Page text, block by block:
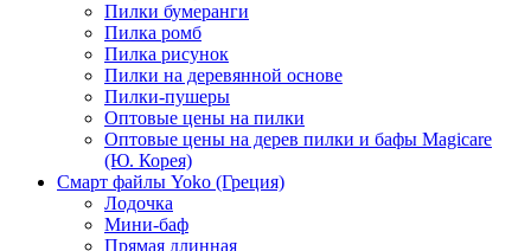
Пилки бумеранги
Пилка ромб
Пилка рисунок
Пилки на деревянной основе
Пилки-пушеры
Оптовые цены на пилки
Оптовые цены на дерев пилки и бафы Magicare
(Ю. Корея)
Смарт файлы Yoko (Греция)
Лодочка
Мини-баф
Прямая длинная